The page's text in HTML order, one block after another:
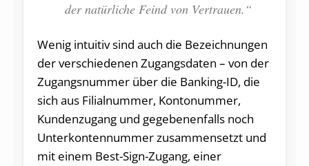
der natürliche Feind von Vertrauen.“
Wenig intuitiv sind auch die Bezeichnungen
der verschiedenen Zugangsdaten – von der
Zugangsnummer über die Banking-ID, die
sich aus Filialnummer, Kontonummer,
Kundenzugang und gegebenenfalls noch
Unterkontennummer zusammensetzt und
mit einem Best-Sign-Zugang, einer